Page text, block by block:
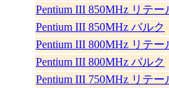
Pentium III 850MHz リテ
Pentium III 850MHz バルク
Pentium III 800MHz リテ
Pentium III 800MHz バルク
Pentium III 750MHz リテ